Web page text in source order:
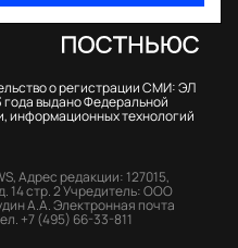
о регистрации СМИ: ЭЛ
года выдано Федеральной
информационных технологий
Адрес редакции: 127015,
14 стр. 2Учредитель: ООО
А.А.Электронная почта
+7 (495) 66-33-811